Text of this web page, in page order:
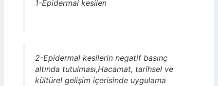
1-Epidermal kesilen
2-Epidermal kesilerin negatif basınç
altında tutulması,Hacamat, tarihsel ve
kültürel gelişim içerisinde uygulama